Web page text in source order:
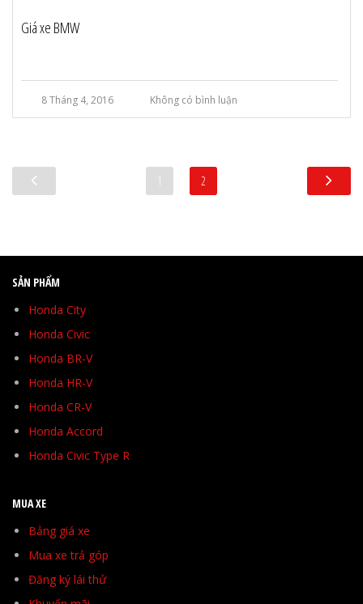
Giá xe BMW
8 Tháng 4, 2016 Không có bình luận
1 2
SẢN PHẨM
Honda City
Honda Civic
Honda BR-V
Honda HR-V
Honda CR-V
Honda Accord
Honda Civic Type R
MUA XE
Bảng giá xe
Mua xe trả góp
Đăng ký lái thử